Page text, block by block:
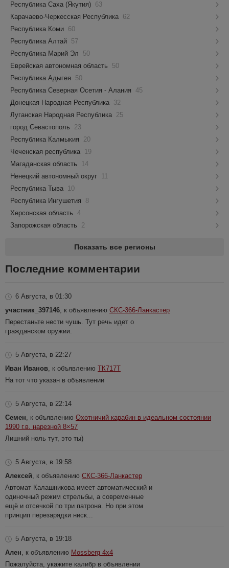
Республика Саха (Якутия) 63
Карачаево-Черкесская Республика 62
Республика Коми 60
Республика Алтай 57
Республика Марий Эл
50
Еврейская автономная область
50
Республика Адыгея
50
Республика Северная Осетия - Алания 45
Донецкая Народная Республика 32
Луганская Народная Республика 25
город Севастополь
23
Республика Калмыкия
20
Чеченская республика 19
Магаданская область
14
Ненецкий автономный округ 11
Республика Тыва 10
Республика Ингушетия
8
Херсонская область 4
Запорожская область
2
Показать все регионы
Последние комментарии
6 Августа, в 01:30
участник_397146 , к объявлению СКС-366-Ланкастер
Перестаньте нести чушь. Тут речь идет о
гражданском оружии.
5 Августа, в 22:27
Иван Иванов , к объявлению ТК717Т
На тот что указан в объявлении
5 Августа, в 22:14
Семен , к объявлению Охотничий карабин в идеальном состоянии
1990 г.в. нарезной 8×57
Лишний ноль тут, это ты)
5 Августа, в 19:58
Алексей , к объявлению СКС-366-Ланкастер
Автомат Калашникова имеет автоматический и
одиночный режим стрельбы, а современные
ещё и отсечкой по три патрона. Но при этом
принцип перезарядки ниск...
5 Августа, в 19:18
Ален , к объявлению Mossberg 4x4
Пожалуйста, укажите калибр в объявлении